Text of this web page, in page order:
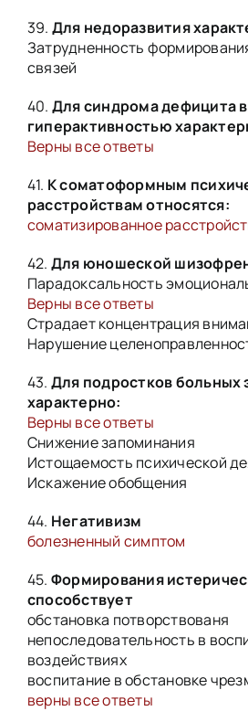
39. Для недоразвития
Затрудненность
связей
40. Для синдрома дефицита
гиперактивностью
Верны все ответы
41. К соматоформным
расстройствам относятся:
соматизированное
42. Для юношеской
Парадоксальность
Верны все ответы
Страдает концентрация
Нарушение
43. Для подростков больных
характерно:
Верны все ответы
Снижение запоминания
Истощаемость психической
Искажение обобщения
44. Негативизм
болезненный симптом
45. Формирования
способствует
обстановка потворствованя
непоследовательность в
воздействиях
воспитание в обстановке
верны все ответы